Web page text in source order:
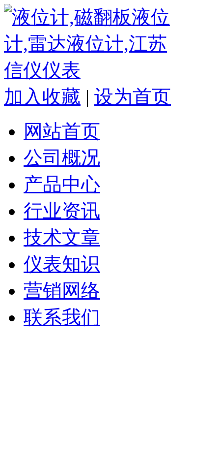
加入收藏 | 设为首页
网站首页
公司概况
产品中心
行业资讯
技术文章
仪表知识
营销网络
联系我们